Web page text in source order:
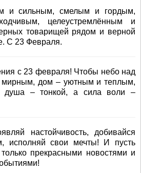
и сильным, смелым и гордым,
целеустремлённым и
товарищей рядом и верной
С 23 Февраля.
с 23 февраля! Чтобы небо над
мирным, дом – уютным и теплым,
– тонкой, а сила воли –
настойчивость, добивайся
исполняй свои мечты! И пусть
прекрасными новостями и